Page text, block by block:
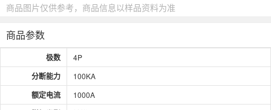
商品图片仅供参考，商品信息以样品资料为准
商品参数
极数 4P
分断能力 100KA
额定电流 1000A